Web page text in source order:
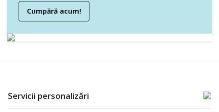
Cumpără acum!
Servicii personalizări